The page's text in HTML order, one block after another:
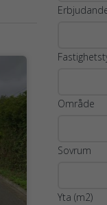
Område
Sovrum
Yta (m2)